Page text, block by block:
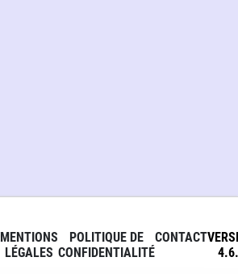
MENTIONS
LÉGALES
POLITIQUE DE
CONFIDENTIALITÉ
CONTACT